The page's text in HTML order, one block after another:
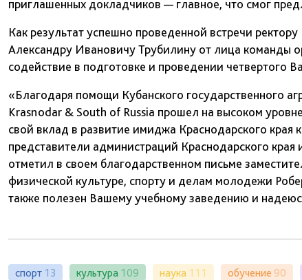
приглашенных докладчиков — главное, что смог
Как результат успешно проведенной встречи
Александру Ивановичу Трубилину от лица команды
содействие в подготовке и проведении четвертого
«Благодаря помощи Кубанского государственного
Krasnodar & South of Russia прошел на высоком
свой вклад в развитие имиджа Краснодарского края
представители администраций Краснодарского
отметил в своем благодарственном письме
физической культуре, спорту и делам молодежи
также полезен Вашему учебному заведению и
спорт 13 культура 109 наука 111 обучение 90